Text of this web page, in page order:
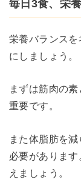
毎日3食、栄
栄養バランス
にしましょう。
まずは筋肉の素
重要です。
また体脂肪を減
必要がありま
えましょう。